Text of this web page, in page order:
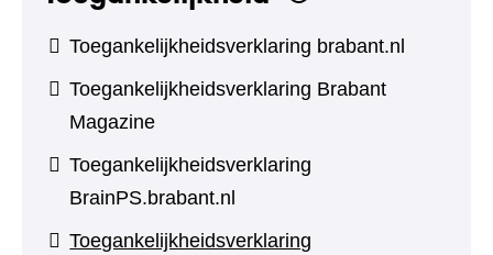
Toegankelijkheidsverklaring brabant.nl
Toegankelijkheidsverklaring Brabant
Magazine
Toegankelijkheidsverklaring
BrainPS.brabant.nl
Toegankelijkheidsverklaring